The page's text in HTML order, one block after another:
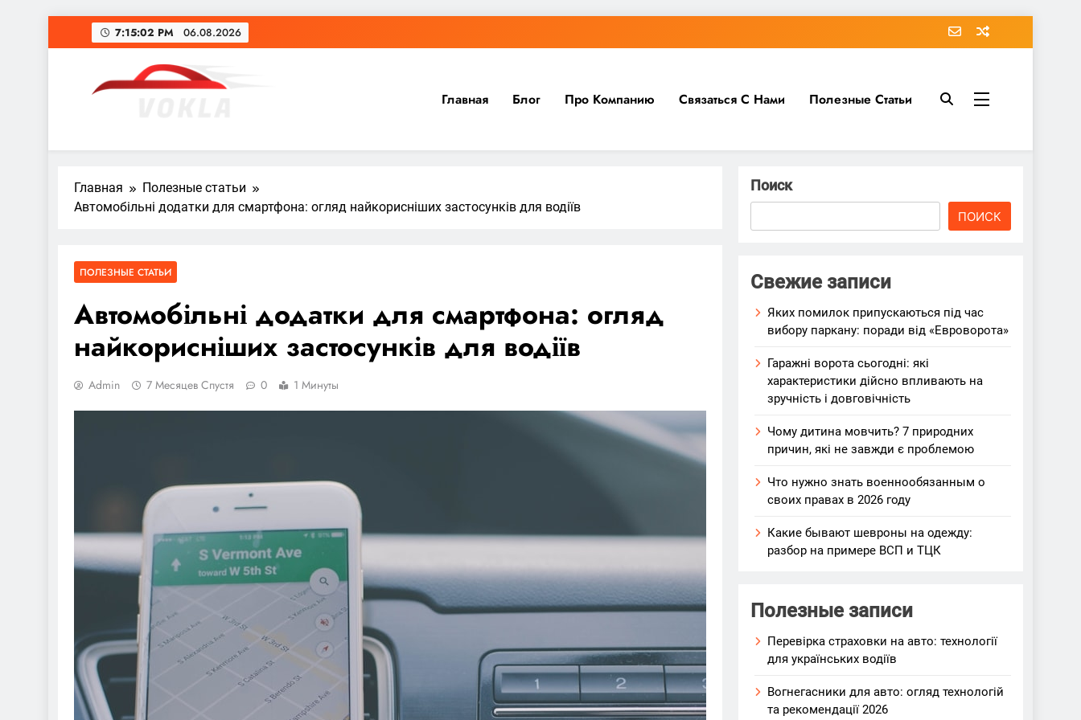
Перейти
7:15:03 PM 06.08.2026
vokla.vn.ua
Главная Блог Про Компанию Связаться С Нами Полезные Статьи
Главная
Полезные статьи
Автомобільні додатки для смартфона: огляд найкорисніших застосунків для водіїв
ПОЛЕЗНЫЕ СТАТЬИ
Автомобільні додатки для смартфона: огляд
найкорисніших застосунків для водіїв
Admin 7 Месяцев Спустя 0 1 Минуты
Поиск
ПОИСК
Свежие записи
Яких помилок припускаються під час
вибору паркану: поради від «Евроворота»
Гаражні ворота сьогодні: які
характеристики дійсно впливають на
зручність і довговічність
Чому дитина мовчить? 7 природних
причин, які не завжди є проблемою
Что нужно знать военнообязанным о
своих правах в 2026 году
Какие бывают шевроны на одежду:
разбор на примере ВСП и ТЦК
Полезные записи
Перевірка страховки на авто: технології
для українських водіїв
Вогнегасники для авто: огляд технологій
та рекомендації 2026